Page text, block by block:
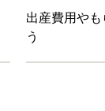
出産費用や
う